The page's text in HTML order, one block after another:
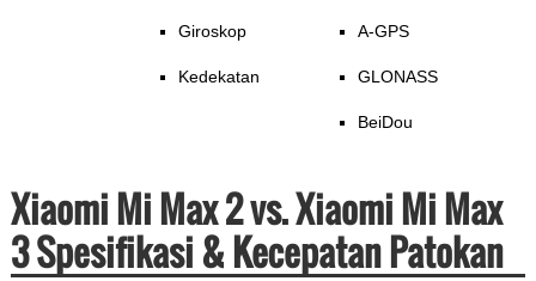
Giroskop
Kedekatan
A-GPS
GLONASS
BeiDou
Xiaomi Mi Max 2 vs. Xiaomi Mi Max
3 Spesifikasi & Kecepatan Patokan